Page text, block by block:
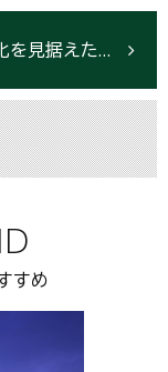
子供の多様性を育み、認定こども園化を見据えた戦略的幼稚園建築
すめ